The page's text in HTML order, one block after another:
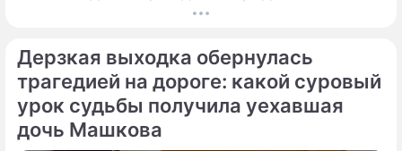
календаре 10 августа 2026 года — дата с
Дерзкая выходка обернулась
трагедией на дороге: какой суровый
урок судьбы получила уехавшая
дочь Машкова